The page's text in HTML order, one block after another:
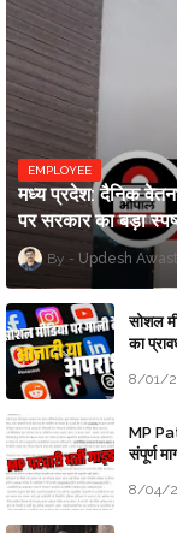
EMPLOYEE
मध्य प्रदेश: दैनिक
पर सरकार का बड़ा
Updesh
सोशल
का
8/01/
MP
संपूर्ण
8/04/